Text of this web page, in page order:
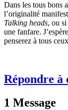
Dans les tous bons
l’originalité
Talking heads, ou si
une fanfare.
penserez à tous
Répondre à
1 Message